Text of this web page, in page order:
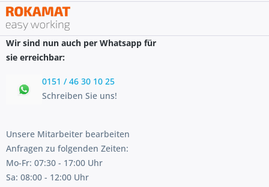
Wir sind nun auch per Whatsapp für
sie erreichbar:
0151 / 46 30 10 25
Schreiben Sie uns!
Unsere Mitarbeiter bearbeiten
Anfragen zu folgenden Zeiten:
Mo-Fr: 07:30 - 17:00 Uhr
Sa: 08:00 - 12:00 Uhr